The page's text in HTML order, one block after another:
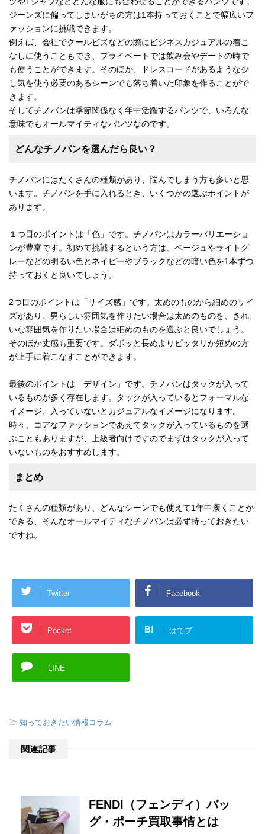
ジーンズに偏ってしまいがちの方は1本持っておくことで幅広いフ
ァッションに挑戦できます。
例えば、会社でクールビズなどの際にビジネスカジュアルの着こ
なしに使うこともでき、プライベートでは飲み会やデートの時で
も使うことができます。そのほか、ドレスコードがあるような少
し気を使う必要のあるシーンでも落ち着いた印象を作ることがで
きます。
そしてチノパンは季節関係なく年中活躍するパンツで、いろんな
意味でもオールマイティなパンツなのです。
どんなチノパンを選んだら良い？
チノパンにはたくさんの種類があり、悩んでしまう方も多いと思
います。チノパンを手に入れるとき、いくつかの選ぶポイントが
あります。
１つ目のポイントは「色」です。チノパンはカラーバリエーショ
ンが豊富です。初めて挑戦するという方は、ベージュやライトグ
レーなどの明るい色とネイビーやブラックなどの暗い色を1本ずつ
持っておくと良いでしょう。
2つ目のポイントは「サイズ感」です。太めのものから細めのサイ
ズがあり、男らしい雰囲気を作りたい場合は太めのものを、きれ
いな雰囲気を作りたい場合は細めのものを選ぶと良いでしょう。
そのほか丈感も重要です。ダボッと長めよりピッタリか短めの方
が上手に着こなすことができます。
最後のポイントは「デザイン」です。チノパンはタックが入って
いるものが多く存在します。タックが入っているとフォーマルな
イメージ、入っていないとカジュアルなイメージになります。
時々、コアなファッションであえてタックが入っているものを選
ぶこともありますが、上級者向けですのでまずはタックが入って
いないものをおすすめします。
まとめ
たくさんの種類があり、どんなシーンでも使えて1年中履くことが
できる、そんなオールマイティなチノパンは必ず持っておきたい
ですね。
Twitter Facebook
Pocket B! はてブ
LINE
-知っておきたい情報コラム
関連記事
FENDI（フェンディ）バッ
グ・ポーチ買取事情とは